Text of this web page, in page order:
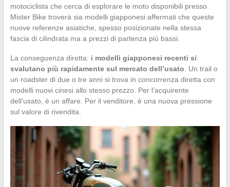
motociclista che cerca di esplorare le moto disponibili presso
Mister Bike troverà sia modelli giapponesi affermati che queste
nuove referenze asiatiche, spesso posizionate nella stessa
fascia di cilindrata ma a prezzi di partenza più bassi.
La conseguenza diretta: i modelli giapponesi recenti si
svalutano più rapidamente sul mercato dell’usato . Un trail o
un roadster di due o tre anni si trova in concorrenza diretta con
modelli nuovi cinesi allo stesso prezzo. Per l’acquirente
dell’usato, è un affare. Per il venditore, è una nuova pressione
sul valore di rivendita.